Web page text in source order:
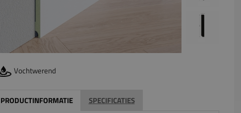
Vochtwerend
PRODUCTINFORMATIE SPECIFICATIES